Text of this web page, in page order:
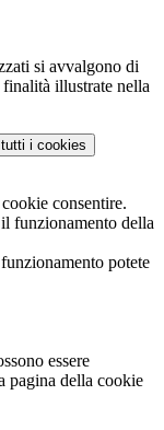
si avvalgono di
illustrate nella
i cookies
consentire.
funzionamento della
potete
essere
pagina della cookie